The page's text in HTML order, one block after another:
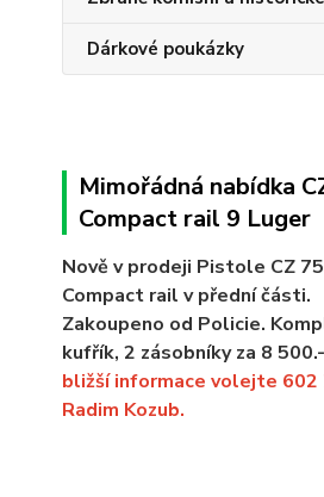
Dárkové poukázky
Mimořádná nabídka
Compact rail 9 Luger
Nově v prodeji Pistole CZ
Compact rail v přední části.
Zakoupeno od Policie.
kufřík, 2 zásobníky za 8 500.-
bližší informace volejte 602
Radim Kozub.